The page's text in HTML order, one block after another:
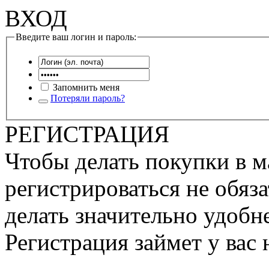
ВХОД
Введите ваш логин и пароль:
Запомнить меня
Потеряли пароль?
РЕГИСТРАЦИЯ
Чтобы делать покупки в
регистрироваться не
делать значительно
Регистрация займет у